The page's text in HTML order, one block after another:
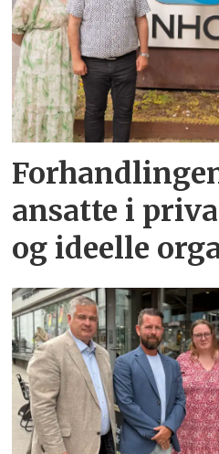
ansatte i
og ideelle